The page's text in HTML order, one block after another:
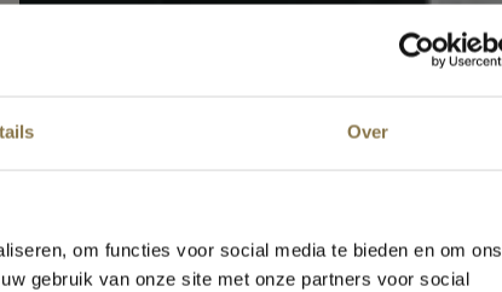
Over
om functies voor social media te bieden en om ons
gebruik van onze site met onze partners voor social
wij weer voor u klaar!